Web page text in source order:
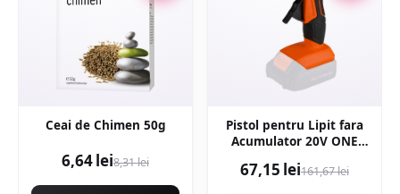
Ceai de Chimen 50g
6,64 lei8,31 lei
Pistol pentru Lipit fara
Acumulator 20V ONE
Evotools 681327
67,15 lei161,67 lei